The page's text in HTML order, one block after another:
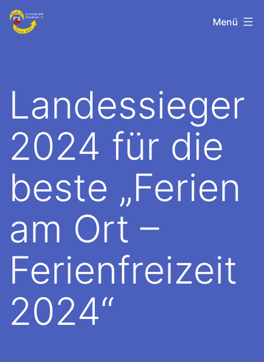
Zum
Inhalt
TV-
Menü
Landessieger
2024 für die
beste „Ferien
am Ort –
Ferienfreizeit
2024“